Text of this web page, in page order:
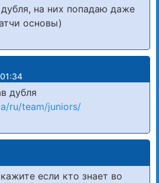
на них попадаю даже
основы)
дубля
ru/team/juniors/
если кто знает во